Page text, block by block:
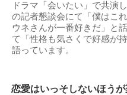
ドラマ「会いたい」で共演
の記者懇談会にて「僕はこ
ウネさんが一番好きだ」と
て「性格も気さくで好感が
語っています。
恋愛はいっそしないほうが